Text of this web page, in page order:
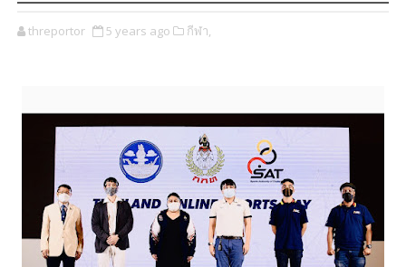
threportor 5 years ago กีฬา,